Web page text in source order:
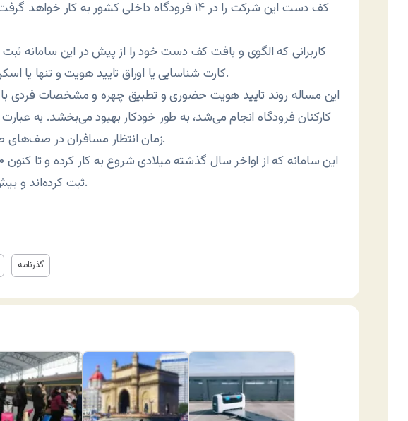
کف دست این شرکت را در ۱۴ فرودگاه داخلی کشور به
کاربرانی که الگوی و بافت کف دست خود را از پیش در این سامانه
کارت شناسایی یا اوراق تایید هویت و تنها یا اسکن کف دست و بلیت از دروازه عبور کنند.
این مساله روند تایید هویت حضوری و تطبیق چهره و مشخصات فردی
کارکنان فرودگاه انجام می‌شد، به طور خودکار بهبود می‌بخشد. به عبارت
زمان انتظار مسافران در صف‌های طولانی کاهش چشم‌گیری خواهد یافت.
ثبت کرده‌اند و بیش از یک میلیون بار استفاده شده است.
گذرنامه